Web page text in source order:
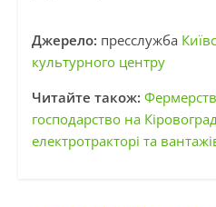
Джерело: пресслужба
культурного центру
Читайте також:
господарство на
електротракторі та